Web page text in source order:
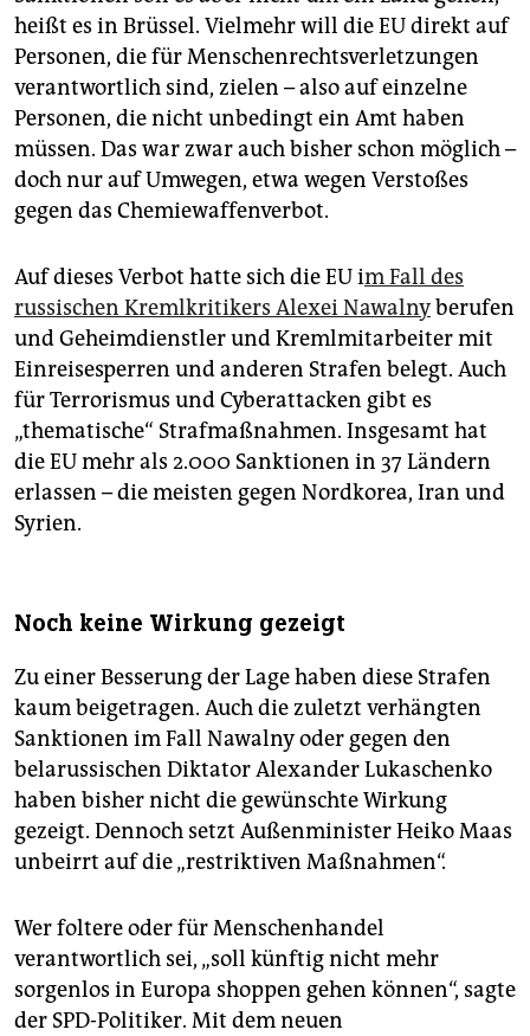
heißt es in Brüssel. Vielmehr will die EU direkt auf
Personen, die für Menschenrechtsverletzungen
verantwortlich sind, zielen – also auf einzelne
Personen, die nicht unbedingt ein Amt haben
müssen. Das war zwar auch bisher schon möglich –
doch nur auf Umwegen, etwa wegen Verstoßes
gegen das Chemiewaffenverbot.
Auf dieses Verbot hatte sich die EU im Fall des
russischen Kremlkritikers Alexei Nawalnyberufen
und Geheimdienstler und Kremlmitarbeiter mit
Einreisesperren und anderen Strafen belegt. Auch
für Terrorismus und Cyberattacken gibt es
„thematische“ Strafmaßnahmen. Insgesamt hat
die EU mehr als 2.000 Sanktionen in 37 Ländern
erlassen – die meisten gegen Nordkorea, Iran und
Syrien.
Noch keine Wirkung gezeigt
Zu einer Besserung der Lage haben diese Strafen
kaum beigetragen. Auch die zuletzt verhängten
Sanktionen im Fall Nawalny oder gegen den
belarussischen Diktator Alexander Lukaschenko
haben bisher nicht die gewünschte Wirkung
gezeigt. Dennoch setzt Außenminister Heiko Maas
unbeirrt auf die „restriktiven Maßnahmen“.
Wer foltere oder für Menschenhandel
verantwortlich sei, „soll künftig nicht mehr
sorgenlos in Europa shoppen gehen können“, sagte
der SPD-Politiker. Mit dem neuen